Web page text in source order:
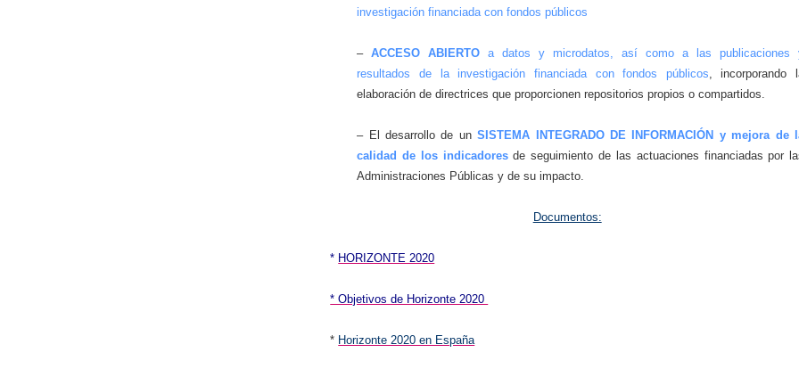
investigación financiada con fondos públicos
–ACCESO ABIERTO a datos y microdatos, así como a las publicaciones
resultados de la investigación financiada con fondos públicos, incorporando
elaboración de directrices que proporcionen repositorios propios o compartidos.
– El desarrollo de unSISTEMA INTEGRADO DE INFORMACIÓN y mejora de
calidad de los indicadoresde seguimiento de las actuaciones financiadas por
Administraciones Públicas y de su impacto.
Documentos:
* HORIZONTE 2020
* Objetivos de Horizonte 2020
* Horizonte 2020 en España